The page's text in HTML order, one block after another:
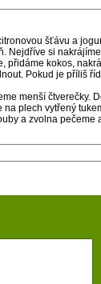
šťávu a
Nejdříve si
přidáme kokos,
Pokud je příliš
menší čtverečky.
plech vytřený
a zvolna pečeme